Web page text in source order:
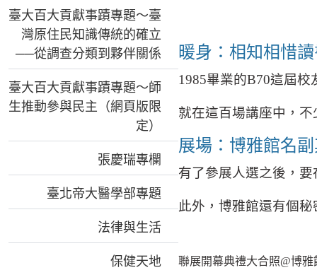
臺大百大貢獻事蹟專題～臺
灣原住民知識傳統的確立
──從調查分類到夥伴關係
臺大百大貢獻事蹟專題～師
生推動參與民主（網頁版限
定）
張慶瑞專欄
臺北帝大醫學部專題
法律與生活
保健天地
暖身：相知相惜
1985畢業的B70這屆校
就在這百場講座中，
展場：博雅館名
有了參展人選之後，
此外，博雅館還有個
聯展開幕典禮大合照@博雅